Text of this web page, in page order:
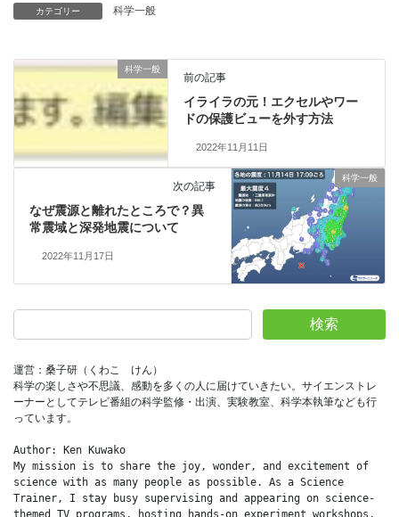
カテゴリー 科学一般
科学一般
前の記事
イライラの元！エクセルやワー
ドの保護ビューを外す方法
2022年11月11日
科学一般
次の記事
なぜ震源と離れたところで？異
常震域と深発地震について
2022年11月17日
検索
運営：桑子研（くわこ　けん）
科学の楽しさや不思議、感動を多くの人に届けていきたい。サイエンストレ
ーナーとしてテレビ番組の科学監修・出演、実験教室、科学本執筆なども行
っています。
Author: Ken Kuwako
My mission is to share the joy, wonder, and excitement of
science with as many people as possible. As a Science
Trainer, I stay busy supervising and appearing on science-
themed TV programs, hosting hands-on experiment workshops,